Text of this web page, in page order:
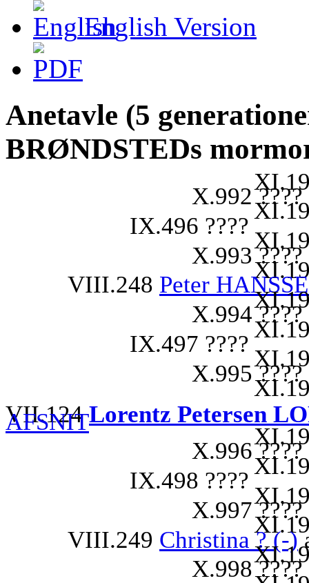
English Version
Anetavle (5
BRØNDSTEDs
X.992 ????
IX.496 ????
X.993 ????
VIII.248 Peter
X.994 ????
IX.497 ????
X.995 ????
VII.124Lorentz Petersen
AFSNIT
X.996 ????
IX.498 ????
X.997 ????
VIII.249 Christina ? (-)
X.998 ????